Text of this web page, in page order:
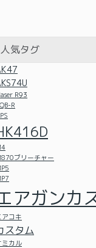
人気タグ
R93
R
ブリーチャー
アガンカ
アコキ
スタム
ミカル